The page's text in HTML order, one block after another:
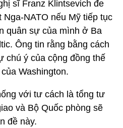
sĩ Franz Klintsevich đe
NATO nếu Mỹ tiếp tục
quân sự của mình ở Ba
Ông tin rằng bằng cách
chú ý của cộng đồng thế
Washington.
với tư cách là tổng tư
và Bộ Quốc phòng sẽ
đề này.